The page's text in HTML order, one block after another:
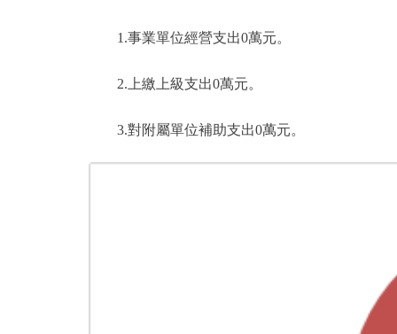
1.事業單位經營支出0萬元。
2.上繳上級支出0萬元。
3.對附屬單位補助支出0萬元。